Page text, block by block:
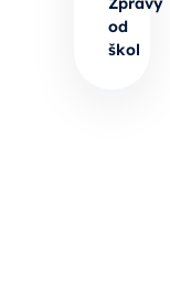
od
škol